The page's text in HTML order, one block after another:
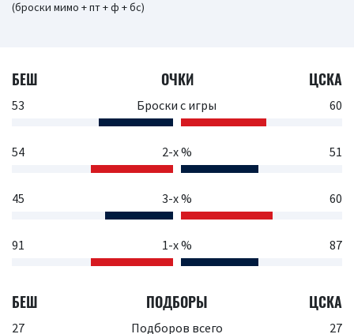
(броски мимо + пт + ф + бс)
БЕШ ОЧКИ ЦСКА
53 Броски с игры 60
54 2-х % 51
45 3-х % 60
91 1-х % 87
БЕШ ПОДБОРЫ ЦСКА
27 Подборов всего 27